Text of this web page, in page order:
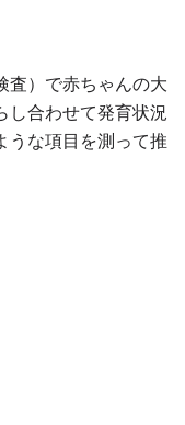
査）で赤ちゃんの大
し合わせて発育状況
うな項目を測って推